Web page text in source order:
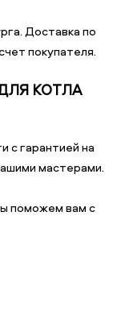
Доставка по
покупателя.
КОТЛА
с гарантией на
мастерами.
поможем вам с